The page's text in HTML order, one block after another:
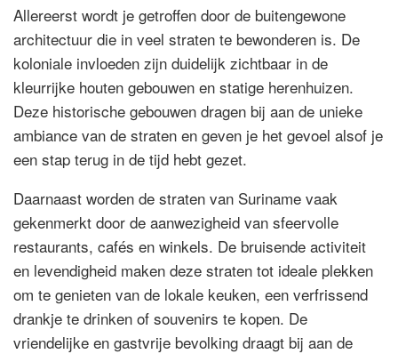
Allereerst wordt je getroffen door de buitengewone
architectuur die in veel straten te bewonderen is. De
koloniale invloeden zijn duidelijk zichtbaar in de
kleurrijke houten gebouwen en statige herenhuizen.
Deze historische gebouwen dragen bij aan de unieke
ambiance van de straten en geven je het gevoel alsof je
een stap terug in de tijd hebt gezet.
Daarnaast worden de straten van Suriname vaak
gekenmerkt door de aanwezigheid van sfeervolle
restaurants, cafés en winkels. De bruisende activiteit
en levendigheid maken deze straten tot ideale plekken
om te genieten van de lokale keuken, een verfrissend
drankje te drinken of souvenirs te kopen. De
vriendelijke en gastvrije bevolking draagt bij aan de